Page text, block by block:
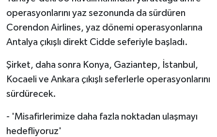
operasyonlarını yaz sezonunda da sürdüren
Corendon Airlines, yaz dönemi operasyonlarına
Antalya çıkışlı direkt Cidde seferiyle başladı.
Şirket, daha sonra Konya, Gaziantep, İstanbul,
Kocaeli ve Ankara çıkışlı seferlerle operasyonlarını
sürdürecek.
- 'Misafirlerimize daha fazla noktadan ulaşmayı
hedefliyoruz'